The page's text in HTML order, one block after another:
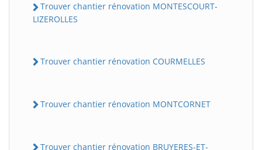
Trouver chantier rénovation MONTESCOURT-
LIZEROLLES
Trouver chantier rénovation COURMELLES
Trouver chantier rénovation MONTCORNET
Trouver chantier rénovation BRUYERES-ET-
BatiWebPro